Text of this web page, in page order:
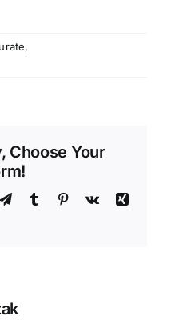
,
Choose Your
TelegramTumblr Pinterest
Vk
Xing